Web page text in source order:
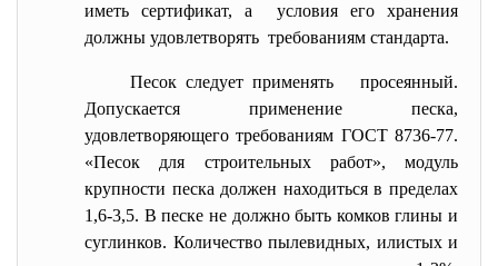
иметь сертификат, а условия его хранения
должны удовлетворять требованиям стандарта.
Песок следует применять просеянный.
Допускается применение песка,
удовлетворяющего требованиям ГОСТ 8736-77.
«Песок для строительных работ», модуль
крупности песка должен находиться в пределах
1,6-3,5. В песке не должно быть комков глины и
суглинков. Количество пылевидных, илистых и